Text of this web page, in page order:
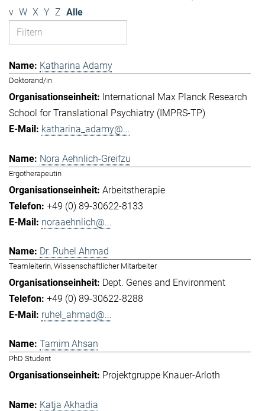
v W X Y Z Alle
Katharina Adamy
Doktorand/in
International Max Planck Research
School for Translational Psychiatry (IMPRS-TP)
katharina_adamy@...
Nora Aehnlich-Greifzu
Ergotherapeutin
Arbeitstherapie
+49 (0) 89-30622-8133
noraaehnlich@...
Dr. Ruhel Ahmad
TeamleiterIn, Wissenschaftlicher Mitarbeiter
Dept. Genes and Environment
+49 (0) 89-30622-8288
ruhel_ahmad@...
Tamim Ahsan
PhD Student
Projektgruppe Knauer-Arloth
Katja Akhadia